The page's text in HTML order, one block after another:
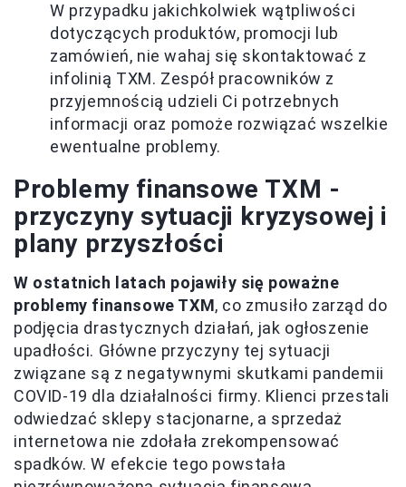
W przypadku jakichkolwiek wątpliwości
dotyczących produktów, promocji lub
zamówień, nie wahaj się skontaktować z
infolinią TXM. Zespół pracowników z
przyjemnością udzieli Ci potrzebnych
informacji oraz pomoże rozwiązać wszelkie
ewentualne problemy.
Problemy finansowe TXM -
przyczyny sytuacji kryzysowej i
plany przyszłości
W ostatnich latach pojawiły się poważne
problemy finansowe TXM, co zmusiło zarząd do
podjęcia drastycznych działań, jak ogłoszenie
upadłości. Główne przyczyny tej sytuacji
związane są z negatywnymi skutkami pandemii
COVID-19 dla działalności firmy. Klienci przestali
odwiedzać sklepy stacjonarne, a sprzedaż
internetowa nie zdołała zrekompensować
spadków. W efekcie tego powstała